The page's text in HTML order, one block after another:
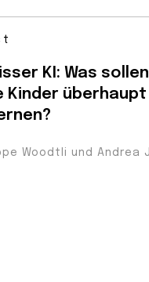
KI: Was sollen
Kinder überhaupt
Woodtli und Andrea